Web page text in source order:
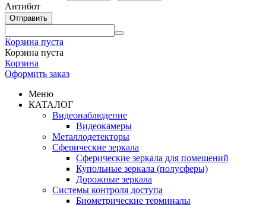
Антибот
Отправить
Корзина пуста
Корзина пуста
Корзина
Оформить заказ
Меню
КАТАЛОГ
Видеонаблюдение
Видеокамеры
Металлодетекторы
Сферические зеркала
Сферические зеркала для помещений
Купольные зеркала (полусферы)
Дорожные зеркала
Системы контроля доступа
Биометрические терминалы